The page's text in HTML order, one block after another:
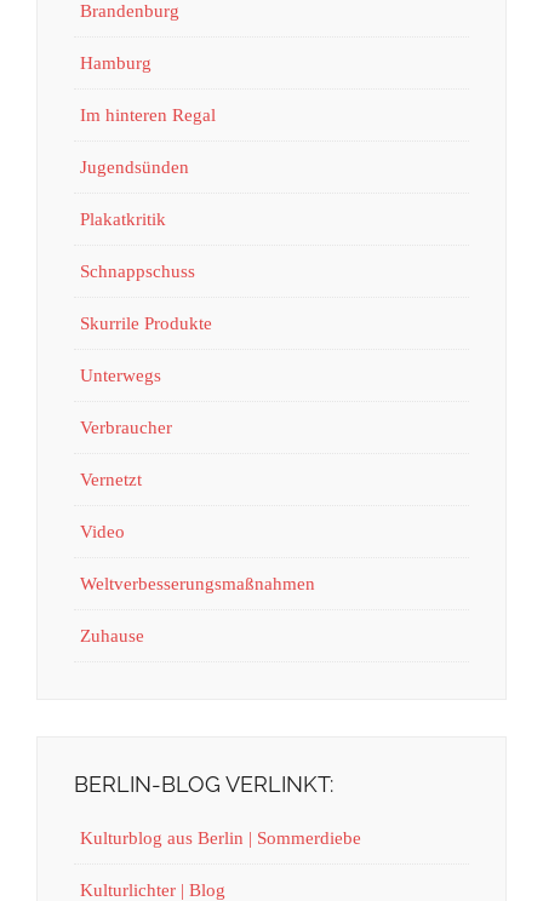
Brandenburg
Hamburg
Im hinteren Regal
Jugendsünden
Plakatkritik
Schnappschuss
Skurrile Produkte
Unterwegs
Verbraucher
Vernetzt
Video
Weltverbesserungsmaßnahmen
Zuhause
BERLIN-BLOG VERLINKT:
Kulturblog aus Berlin | Sommerdiebe
Kulturlichter | Blog